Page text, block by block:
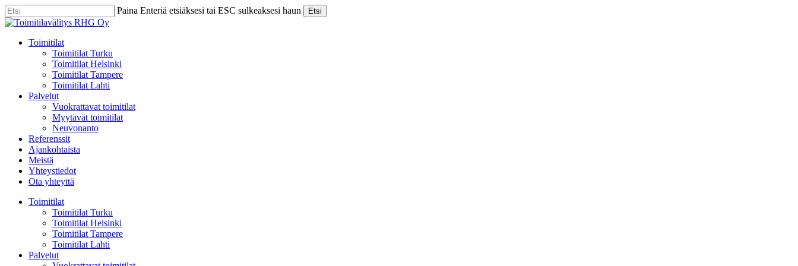
Skip
to
content
Paina Enteriä etsiäksesi tai ESC sulkeaksesi haun Etsi
Close
Menu
Toimitilat
Toimitilat Turku
Toimitilat Helsinki
Toimitilat Tampere
Toimitilat Lahti
Palvelut
Vuokrattavat toimitilat
Myytävät toimitilat
Neuvonanto
Referenssit
Ajankohtaista
Meistä
Yhteystiedot
Ota yhteyttä
Toimitilat
Toimitilat Turku
Toimitilat Helsinki
Toimitilat Tampere
Toimitilat Lahti
Palvelut